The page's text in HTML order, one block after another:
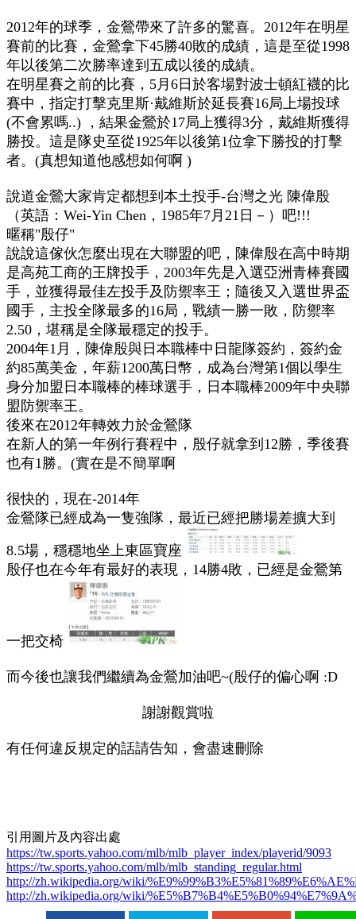
2012年的球季，金鶯帶來了許多的驚喜。2012年在明星
賽前的比賽，金鶯拿下45勝40敗的成績，這是至從1998
年以後第二次勝率達到五成以後的成績。
在明星賽之前的比賽，5月6日於客場對波士頓紅襪的比
賽中，指定打擊克里斯·戴維斯於延長賽16局上場投球
(不會累嗎..) ，結果金鶯於17局上獲得3分，戴維斯獲得
勝投。這是隊史至從1925年以後第1位拿下勝投的打擊
者。(真想知道他感想如何啊 )
說道金鶯大家肯定都想到本土投手-台灣之光 陳偉殷
（英語：Wei-Yin Chen，1985年7月21日－）吧!!!
暱稱"殷仔"
說說這傢伙怎麼出現在大聯盟的吧，陳偉殷在高中時期
是高苑工商的王牌投手，2003年先是入選亞洲青棒賽國
手，並獲得最佳左投手及防禦率王；隨後又入選世界盃
國手，主投全隊最多的16局，戰績一勝一敗，防禦率
2.50，堪稱是全隊最穩定的投手。
2004年1月，陳偉殷與日本職棒中日龍隊簽約，簽約金
約85萬美金，年薪1200萬日幣，成為台灣第1個以學生
身分加盟日本職棒的棒球選手，日本職棒2009年中央聯
盟防禦率王。
後來在2012年轉效力於金鶯隊
在新人的第一年例行賽程中，殷仔就拿到12勝，季後賽
也有1勝。(實在是不簡單啊
很快的，現在-2014年
金鶯隊已經成為一隻強隊，最近已經把勝場差擴大到
8.5場，穩穩地坐上東區寶座
殷仔也在今年有最好的表現，14勝4敗，已經是金鶯第
一把交椅
而今後也讓我們繼續為金鶯加油吧~(殷仔的偏心啊 :D
謝謝觀賞啦
有任何違反規定的話請告知，會盡速刪除
引用圖片及內容出處
https://tw.sports.yahoo.com/mlb/mlb_player_index/playerid/9093
https://tw.sports.yahoo.com/mlb/mlb_standing_regular.html
http://zh.wikipedia.org/wiki/
http://zh.wikipedia.org/wiki/